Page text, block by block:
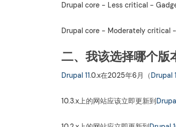
Drupal core - Less critical -
Drupal core - Moderately critical
二、我该选择哪个版
Drupal 11.0.x在2025年6月（Drupal
10.3.x上的网站应该立即更新到